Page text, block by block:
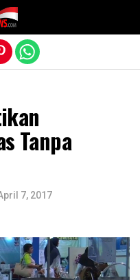
Tanpa
7, 2017